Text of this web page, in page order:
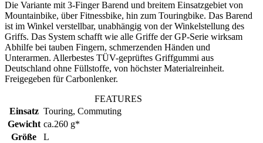
Die Variante mit 3-Finger Barend und breitem Einsatzgebiet von
Mountainbike, über Fitnessbike, hin zum Touringbike. Das Barend
ist im Winkel verstellbar, unabhängig von der Winkelstellung des
Griffs. Das System schafft wie alle Griffe der GP-Serie wirksam
Abhilfe bei tauben Fingern, schmerzenden Händen und
Unterarmen. Allerbestes TÜV-geprüftes Griffgummi aus
Deutschland ohne Füllstoffe, von höchster Materialreinheit.
Freigegeben für Carbonlenker.
FEATURES
Einsatz Touring, Commuting
Gewicht ca.260 g*
Größe
L